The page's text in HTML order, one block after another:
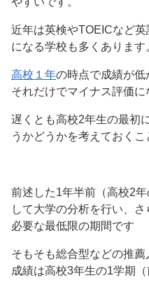
近年は英検やTOEICなど
になる学校も多くあります
高校１年の時点で成績が低
それだけでマイナス評価に
遅くとも高校2年生の最初
うかどうかを考えておくこ
前述した1年半前（高校2
して大学の分析を行い、
必要な最低限の期間です
そもそも総合型などの推
成績は高校3年生の1学期